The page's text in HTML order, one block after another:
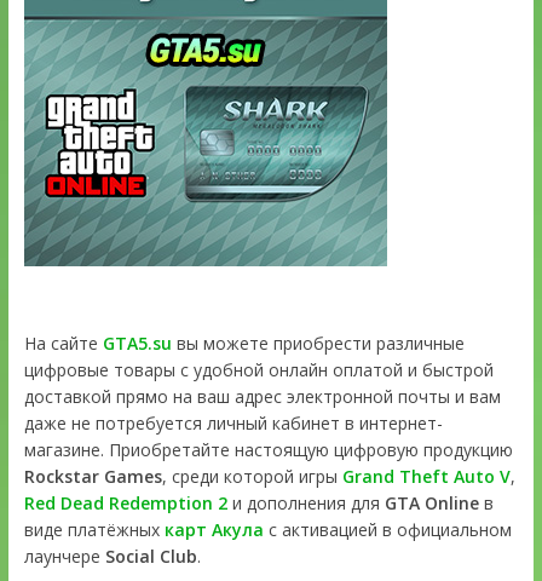
На сайте GTA5.su вы можете приобрести различные
цифровые товары с удобной онлайн оплатой и быстрой
доставкой прямо на ваш адрес электронной почты и вам
даже не потребуется личный кабинет в интернет-
магазине. Приобретайте настоящую цифровую продукцию
Rockstar Games, среди которой игры Grand Theft Auto V,
Red Dead Redemption 2и дополнения для GTA Onlineв
виде платёжных карт Акула с активацией в официальном
лаунчере Social Club.